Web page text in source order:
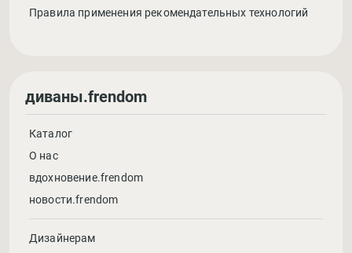
Правила применения рекомендательных технологий
диваны.frendom
Каталог
О нас
вдохновение.frendom
новости.frendom
Дизайнерам